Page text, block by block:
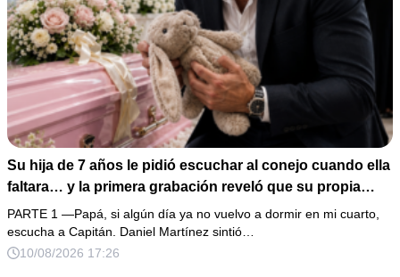
Su hija de 7 años le pidió escuchar al conejo cuando ella
faltara… y la primera grabación reveló que su propia
familia ganaba dinero con su enfermedad
PARTE 1 —Papá, si algún día ya no vuelvo a dormir en mi cuarto,
escucha a Capitán. Daniel Martínez sintió…
10/08/2026 17:26